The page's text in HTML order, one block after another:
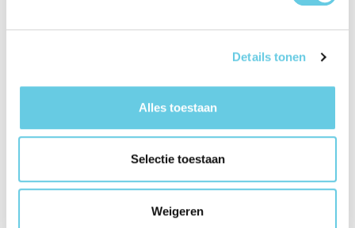
Details tonen
Alles toestaan
Selectie toestaan
Weigeren
verpakking:
info@mconomy.nl
Schillingweg 50, 2153PL,
Nieuw-Vennep
Mconomy International BV
Garantietermijn:
2 Jaar
Universeel